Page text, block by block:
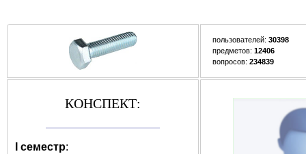
пользователей: 30398
предметов: 12406
вопросов: 234839
КОНСПЕКТ:
I семестр: